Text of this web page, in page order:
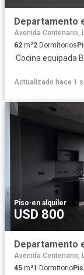
Departamento
Avenida Centenario,
62 m²2 Dormitorios
·Cocina equipada·
Actualizado hace 1
Piso·en alquiler
USD 800
Departamento
Avenida Centenario,
45 m²1 Dormitorio